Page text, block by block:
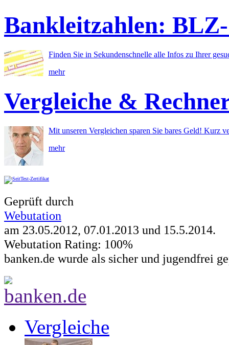
Bankleitzahlen: BLZ-
Finden Sie in Sekundenschnelle alle Infos zu Ihrer
mehr
Vergleiche &
Mit unseren Vergleichen sparen Sie bares Geld! Kurz
mehr
Geprüft durch
Webutation
am 23.05.2012, 07.01.2013 und 15.5.2014.
Webutation Rating: 100%
banken.de wurde als sicher und jugendfrei
Vergleiche